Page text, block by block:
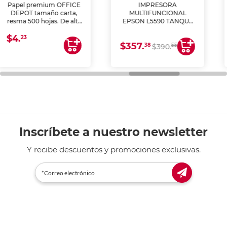
IMPRESORA
MULTIFUNCIONAL
EPSON L5590 TANQUE
COPIA Y ESCANEA)
$390.55
SILLA GERENCIAL MESH
C/CABECERA
Inscríbete a nuestro newsletter
Y recibe descuentos y promociones exclusivas.